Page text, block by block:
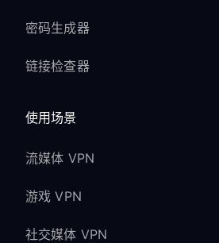
密码生成器
链接检查器
使用场景
流媒体 VPN
游戏 VPN
社交媒体 VPN